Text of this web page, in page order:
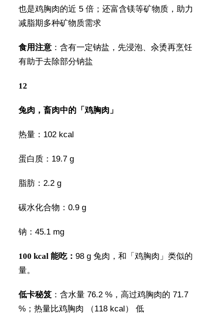
也是鸡胸肉的近 5 倍；还富含镁等矿物质，助力
减脂期多种矿物质需求
食用注意：含有一定钠盐，先浸泡、汆烫再烹饪
有助于去除部分钠盐
12
兔肉，畜肉中的「鸡胸肉」
热量：102 kcal
蛋白质：19.7 g
脂肪：2.2 g
碳水化合物：0.9 g
钠：45.1 mg
100 kcal 能吃： 98 g 兔肉，和「鸡胸肉」类似的
量。
低卡秘笈：含水量 76.2 %，高过鸡胸肉的 71.7
%；热量比鸡胸肉 （118 kcal） 低